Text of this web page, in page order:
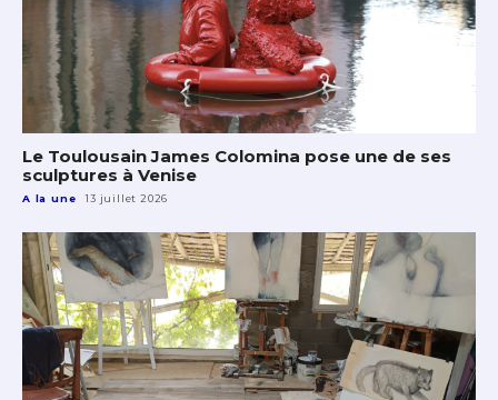
Le Toulousain James Colomina pose une de ses
sculptures à Venise
A la une 13 juillet 2026